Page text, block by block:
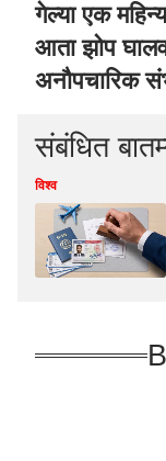
गेल्या एक
आता झोप
अनौपचारिक
संबंधित
विश्व